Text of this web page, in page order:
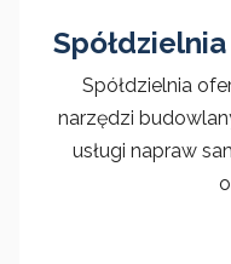
Spółdzielnia
narzędzi
usługi napraw